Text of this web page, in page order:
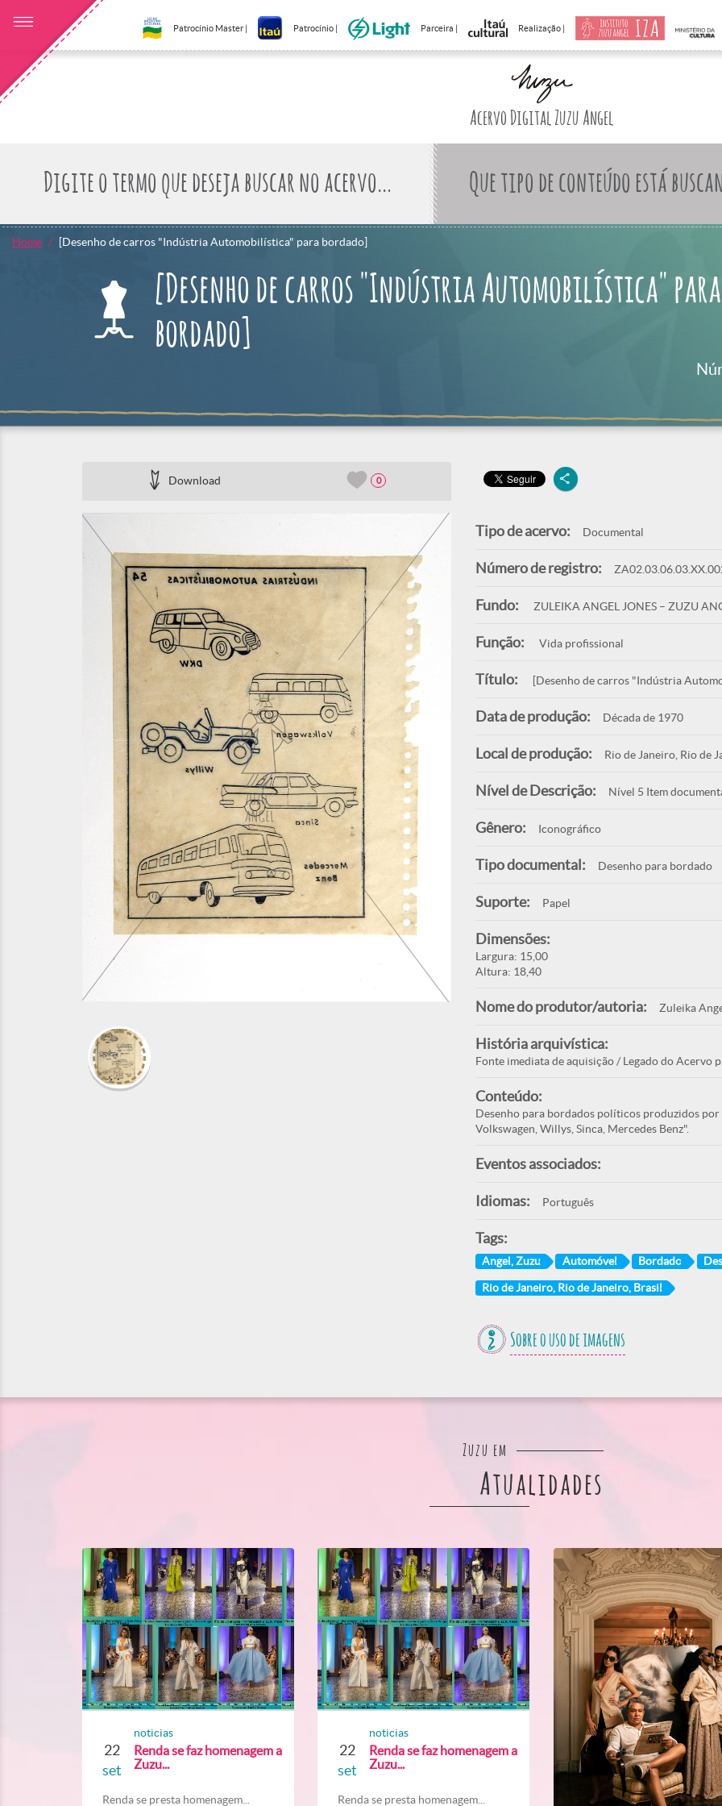
Patrocínio Master | Patrocínio | Parceira | Realização |
Acervo Digital Zuzu Angel
Que tipo de conteúdo está
Home [Desenho de carros "Indústria Automobilística" para bordado]
[Desenho de carros "Indústria Automobilística" para
bordado]
Download 0
Tipo de acervo: Documental
Número de registro:
Fundo: ZULEIKA ANGEL JONES – ZUZU
Função: Vida profissional
Título: [Desenho de carros "Indústria
Data de produção: Década de 1970
Local de produção: Rio de Janeiro, Rio de
Nível de Descrição: Nível 5 Item
Gênero: Iconográfico
Tipo documental: Desenho para bordado
Suporte: Papel
Dimensões:
Largura: 15,00
Altura: 18,40
Nome do produtor/autoria: Zuleika
História arquivística:
Fonte imediata de aquisição / Legado do Acervo
Conteúdo:
Desenho para bordados políticos produzidos
Volkswagen, Willys, Sinca, Mercedes Benz".
Eventos associados:
Idiomas: Português
Tags:
Angel, Zuzu Automóvel Bordado
Rio de Janeiro, Rio de Janeiro, Brasil
Sobre o uso de imagens
Zuzu em
Atualidades
22
set
noticias
Renda se faz homenagem a
Zuzu...
Renda se presta homenagem...
22
set
noticias
Renda se faz homenagem a
Zuzu...
Renda se presta homenagem...